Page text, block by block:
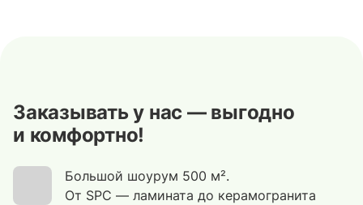
Заказывать у нас — выгодно
и комфортно!
Большой шоурум 500 м².
От SPC — ламината до керамогранита